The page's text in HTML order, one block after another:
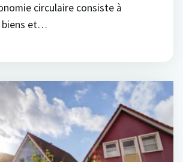
circulaire consiste à
biens et…